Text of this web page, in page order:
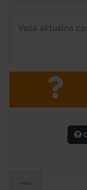
Vaša aktuálna